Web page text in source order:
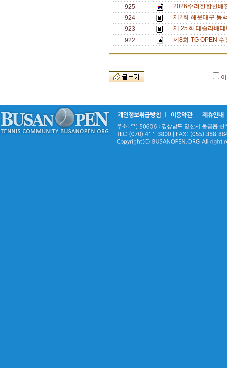
925
2026수려한합천배
924
제2회 해운대구 동
923
제 25회 테슬라배
922
제8회 TG OPEN